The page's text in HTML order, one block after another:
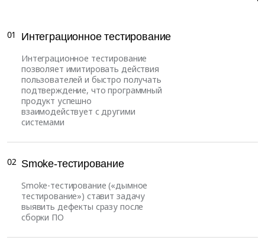
Интеграционное тестирование
Интеграционное тестирование
позволяет имитировать действия
пользователей и быстро получать
подтверждение, что программный
продукт успешно
взаимодействует с другими
системами
01
Smoke-тестирование
Smoke-тестирование («дымное
тестирование») ставит задачу
выявить дефекты сразу после
сборки ПО
02